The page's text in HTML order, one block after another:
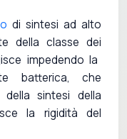
di sintesi ad alto
della classe dei
impedendo la
batterica, che
sintesi della
la rigidità del